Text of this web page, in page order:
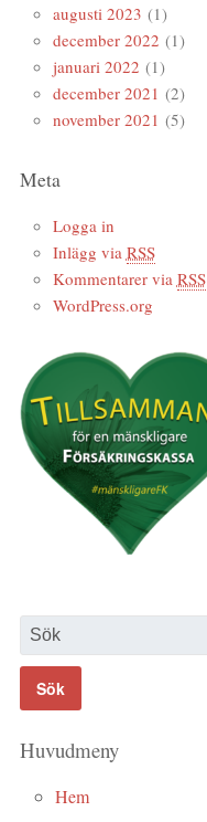
augusti 2023 (1)
december 2022 (1)
januari 2022 (1)
december 2021 (2)
november 2021 (5)
Meta
Logga in
Inlägg via RSS
Kommentarer via RSS
WordPress.org
Huvudmeny
Hem